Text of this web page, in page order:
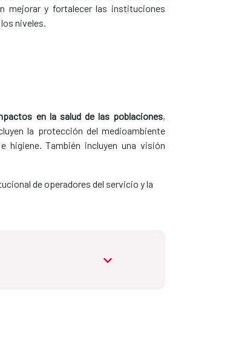
mejorar y fortalecer las instituciones
niveles.
en la salud de las poblaciones,
la protección del medioambiente
higiene. También incluyen una visión
de operadores del servicio y la
abrir.desplegable